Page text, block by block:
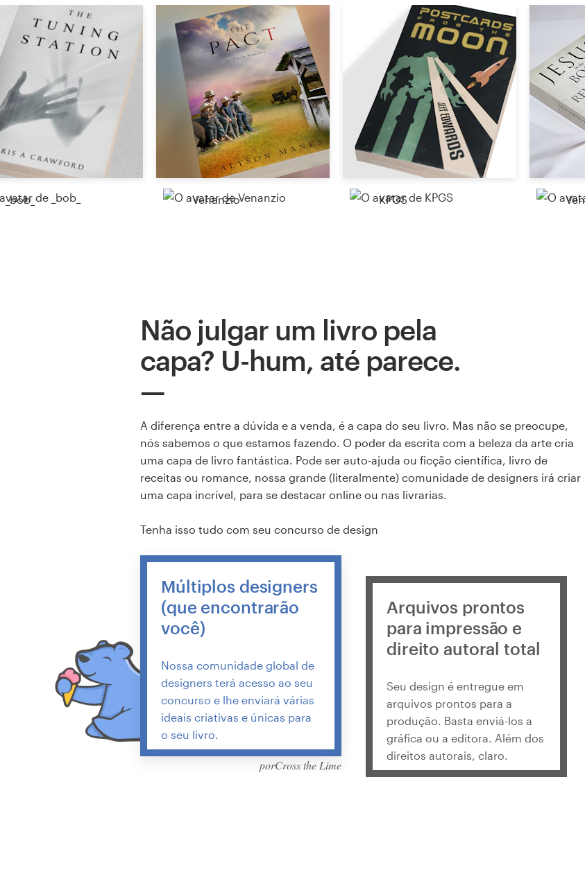
_bob_ Venanzio KPGS
Não julgar um livro pela
capa? U-hum, até parece.
A diferença entre a dúvida e a venda, é a capa do seu livro. Mas não se preocupe,
nós sabemos o que estamos fazendo. O poder da escrita com a beleza da arte cria
uma capa de livro fantástica. Pode ser auto-ajuda ou ficção científica, livro de
receitas ou romance, nossa grande (literalmente) comunidade de designers irá criar
uma capa incrível, para se destacar online ou nas livrarias.
Tenha isso tudo com seu concurso de design
Múltiplos designers
(que encontrarão
você)
Nossa comunidade global de
designers terá acesso ao seu
concurso e lhe enviará várias
ideais criativas e únicas para
o seu livro.
porCross the Lime
Arquivos prontos
para impressão e
direito autoral total
Seu design é entregue em
arquivos prontos para a
produção. Basta enviá-los a
gráfica ou a editora. Além dos
direitos autorais, claro.
Recursos
Preços
Torne-se um designer
Blog